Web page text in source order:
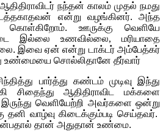
நந்தன் காலம் முதல் நமது
என்று வழங்கினர். அந்த
கொள்கிறோம். ஊருக்கு வெளியே
இல்லை உணவில்லை, மரியாதை
இவை ஏன் என்று டாக்டர் அம்பேத்கர்
உண்மையை சொல்லிதானே தீர்வார்
பார்த்து கண்டம் முடிவு இந்து
சிதைந்து ஆதிதிராவிட மக்களை
வெளியேற்றி அவர்களை ஒன்று
தனி வாழ்வு கிடைக்கும்படி செய்தவர்.
தான் அதுதான் உண்மை.